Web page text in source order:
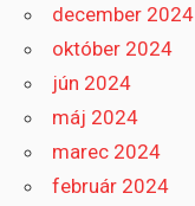
december 2024
október 2024
jún 2024
máj 2024
marec 2024
február 2024